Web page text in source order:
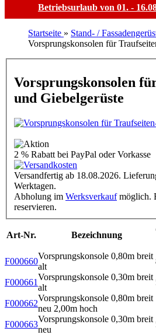
Betriebsurlaub von 01. -
Startseite » Stand- /
Vorsprungskonsolen für
Vorsprungskonsolen
und Giebelgerüste
2 % Rabatt bei PayPal oder Vorkasse
Versandfertig ab 18.08.2026.
Werktagen.
Abholung im Werksverkaufmöglich.
reservieren.
Art-Nr. Bezeichnung
F000660
Vorsprungskonsole 0,80m breit
alt
F000661
Vorsprungskonsole 0,30m breit
alt
F000662
Vorsprungskonsole 0,80m breit
neu 2,00m hoch
F000663
Vorsprungskonsole 0,30m breit
neu